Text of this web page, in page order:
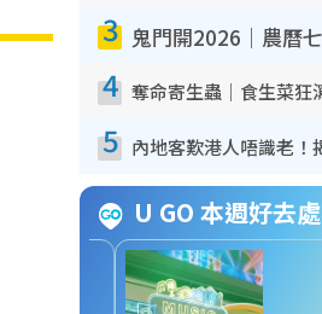
3
4
5
U GO 本週好去處